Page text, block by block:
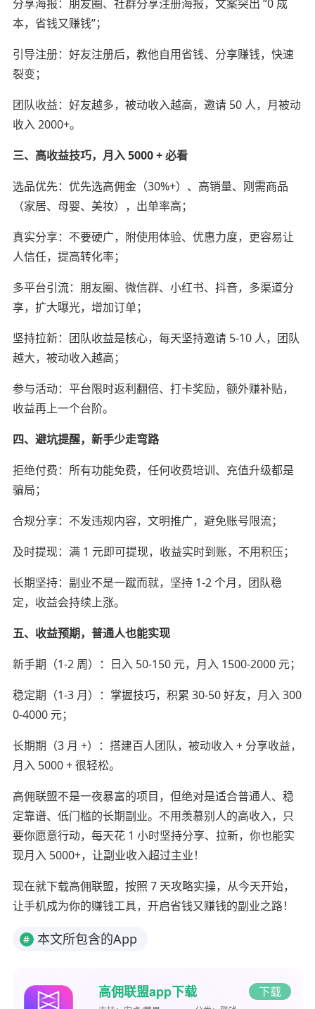
分享海报：朋友圈、社群分享注册海报，文案突出 “0 成
本，省钱又赚钱”；
引导注册：好友注册后，教他自用省钱、分享赚钱，快速
裂变；
团队收益：好友越多，被动收入越高，邀请 50 人，月被动
收入 2000+。
三、高收益技巧，月入 5000 + 必看
选品优先：优先选高佣金（30%+）、高销量、刚需商品
（家居、母婴、美妆），出单率高；
真实分享：不要硬广，附使用体验、优惠力度，更容易让
人信任，提高转化率；
多平台引流：朋友圈、微信群、小红书、抖音，多渠道分
享，扩大曝光，增加订单；
坚持拉新：团队收益是核心，每天坚持邀请 5-10 人，团队
越大，被动收入越高；
参与活动：平台限时返利翻倍、打卡奖励，额外赚补贴，
收益再上一个台阶。
四、避坑提醒，新手少走弯路
拒绝付费：所有功能免费，任何收费培训、充值升级都是
骗局；
合规分享：不发违规内容，文明推广，避免账号限流；
及时提现：满 1 元即可提现，收益实时到账，不用积压；
长期坚持：副业不是一蹴而就，坚持 1-2 个月，团队稳
定，收益会持续上涨。
五、收益预期，普通人也能实现
新手期（1-2 周）：日入 50-150 元，月入 1500-2000 元；
稳定期（1-3 月）：掌握技巧，积累 30-50 好友，月入 300
0-4000 元；
长期期（3 月 +）：搭建百人团队，被动收入 + 分享收益，
月入 5000 + 很轻松。
高佣联盟不是一夜暴富的项目，但绝对是适合普通人、稳
定靠谱、低门槛的长期副业。不用羡慕别人的高收入，只
要你愿意行动，每天花 1 小时坚持分享、拉新，你也能实
现月入 5000+，让副业收入超过主业！
现在就下载高佣联盟，按照 7 天攻略实操，从今天开始，
让手机成为你的赚钱工具，开启省钱又赚钱的副业之路！
# 本文所包含的App
高佣联盟app下载 下载